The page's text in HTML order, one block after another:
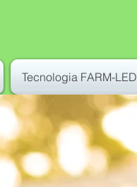
Tecnologia FARM-LED